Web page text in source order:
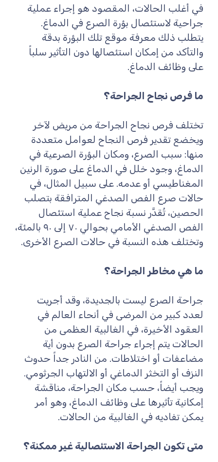
في أغلب الحالات، المقصود هو إجراء عملية
جراحية لاستئصال بؤرة الصرع في الدماغ.
يتطلب ذلك معرفة موقع تلك البؤرة بدقة
والتأكد من إمكان استئصالها دون التأثير سلباً
على وظائف الدماغ.
ما فرص نجاح الجراحة؟
تختلف فرص نجاح الجراحة من مريض لآخر
ويخضع تقدير فرص النجاح لعوامل متعددة
منها: سبب الصرع، ومكان البؤرة الصرعية في
الدماغ، وجود خلل في الدماغ على صورة الرنين
المغناطيسي أو عدمه. على سبيل المثال، في
حالات صرع الفص الصدغي المترافقة بتصلب
الحصين، تُقدَّر نسبة نجاح عملية استئصال
الفص الصدغي الأمامي بحوالي ٧٠ إلى ٩٠ بالمئة،
وتختلف هذه النسبة في حالات الصرع الأخرى.
ما هي مخاطر الجراحة؟
جراحة الصرع ليست بالجديدة، وقد أجريت
لعدد كبير من المرضى في أنحاء العالم في
العقود الأخيرة، في الغالبية العظمى من
الحالات يتم إجراء جراحة الصرع بدون أية
مضاعفات أو اختلاطات. من النادر جداً حدوث
النزف أو التخثر الدماغي أو الالتهاب الجرثومي.
ويجب أيضاً، حسب مكان الجراحة، مناقشة
إمكانية تأثيرها على وظائف الدماغ، وهو أمر
يمكن تفاديه في الغالبية من الحالات.
متى تكون الجراحة الاستئصالية غير ممكنة؟